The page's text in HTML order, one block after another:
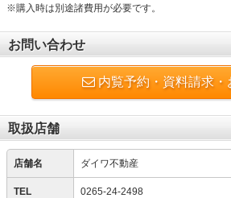
※購入時は別途諸費用が必要です。
お問い合わせ
内覧予約・資料請求・
取扱店舗
店舗名 ダイワ不動産
TEL 0265-24-2498